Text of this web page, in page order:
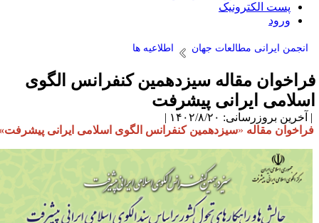
پست الکترونیک
ورود
انجمن ایرانی مطالعات جهان اطلاعیه ها
مقاله سیزدهمین کنفرانس الگوی
ایرانی پیشرفت
بروزرسانی: ۱۴۰۲/۸/۲۰ |
مقاله« سیزدهمین کنفرانس الگوی اسلامی ایرانی پیشرفت»